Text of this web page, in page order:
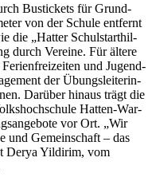
Bus­ti­ckets für Grund­
von der Schu­le ent­fernt
die „Hat­ter Schul­start­hil­
durch Ver­ei­ne. Für älte­re
und Jugend­
der Übungs­lei­te­rin­
Dar­über hin­aus trägt die
Hat­ten-War­
vor Ort. „Wir
und Gemein­schaft – das
Derya Yil­di­rim, vom